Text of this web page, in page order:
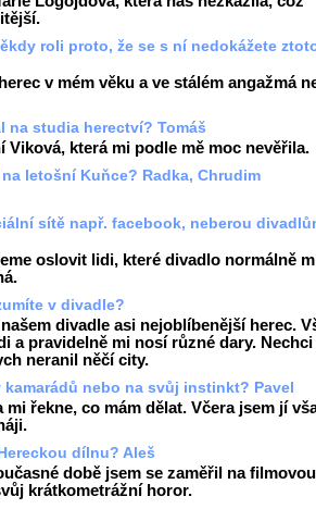
roli proto, že se s ní nedokážete
v mém věku a ve stálém angažmá
na studia herectví? Tomáš
Viková, která mi podle mě moc nevěřila.
letošní Kuňce? Radka, Chrudim
sítě např. facebook, neberou
oslovit lidi, které divadlo normálně
v divadle?
divadle asi nejoblíbenější herec.
a pravidelně mi nosí různé dary. Nechci
neranil něčí city.
kamarádů nebo na svůj instinkt? Pavel
mi řekne, co mám dělat. Včera jsem jí
dílnu? Aleš
době jsem se zaměřil na filmovou
krátkometrážní horor.